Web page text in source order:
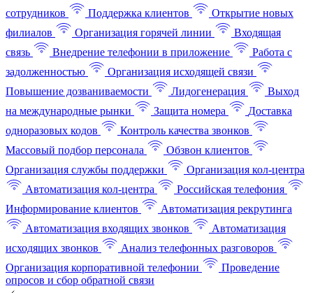
сотрудников
Поддержка клиентов
Открытие новых
филиалов
Организация горячей линии
Входящая
связь
Внедрение телефонии в приложение
Работа с
задолженностью
Организация исходящей связи
Повышение дозваниваемости
Лидогенерация
Выход
на международные рынки
Защита номера
Доставка
одноразовых кодов
Контроль качества звонков
Массовый подбор персонала
Обзвон клиентов
Организация службы поддержки
Организация кол-центра
Автоматизация кол-центра
Российская телефония
Информирование клиентов
Автоматизация рекрутинга
Автоматизация входящих звонков
Автоматизация
исходящих звонков
Анализ телефонных разговоров
Организация корпоративной телефонии
Проведение
опросов и сбор обратной связи